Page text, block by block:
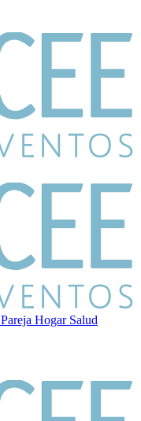
Pareja Hogar Salud